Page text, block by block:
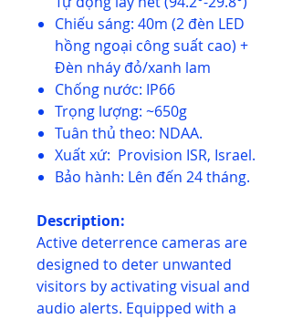
Chiếu sáng: 40m (2 đèn LED
hồng ngoại công suất cao) +
Đèn nháy đỏ/xanh lam
Chống nước: IP66
Trọng lượng: ~650g
Tuân thủ theo: NDAA.
Xuất xứ: Provision ISR, Israel.
Bảo hành: Lên đến 24 tháng.
Description:
Active deterrence cameras are
designed to deter unwanted
visitors by activating visual and
audio alerts. Equipped with a